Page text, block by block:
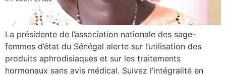
La présidente de l’association nationale des sage-
femmes d’état du Sénégal alerte sur l’utilisation des
produits aphrodisiaques et sur les traitements
hormonaux sans avis médical. Suivez l’intégralité en